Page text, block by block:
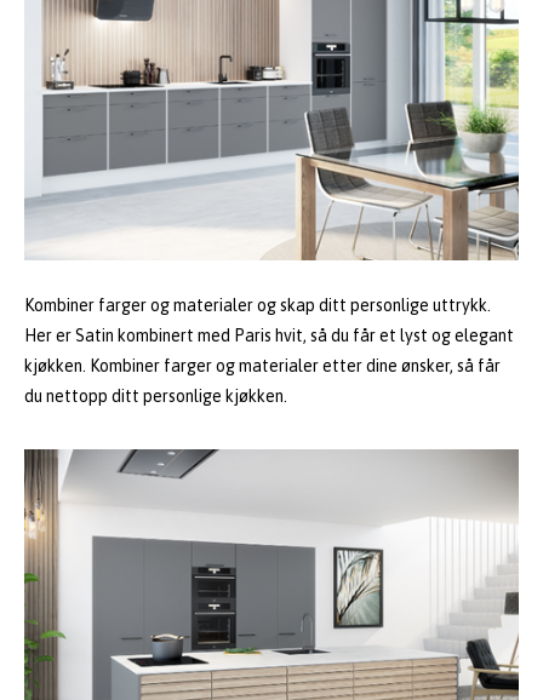
Kombiner farger og materialer og skap ditt personlige uttrykk.
Her er Satin kombinert med Paris hvit, så du får et lyst og elegant
kjøkken. Kombiner farger og materialer etter dine ønsker, så får
du nettopp ditt personlige kjøkken.